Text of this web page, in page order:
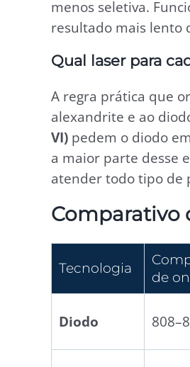
menos seletiva.
resultado mais lento
Qual laser para
A regra prática que
alexandrite e ao
VI) pedem o diodo
a maior parte desse
atender todo tipo de
Comparativo
Tecnologia
de
Diodo